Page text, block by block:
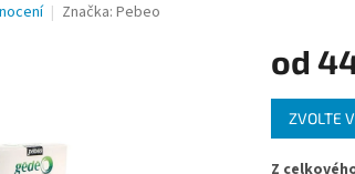
Značka: Pebeo
od
Měrná
cena:
ZVOLTE